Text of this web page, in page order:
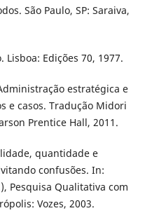
São Paulo, SP: Saraiva,
Lisboa: Edições 70, 1977.
Administração estratégica e
e casos. Tradução Midori
Prentice Hall, 2011.
quantidade e
confusões. In:
Pesquisa Qualitativa com
Vozes, 2003.